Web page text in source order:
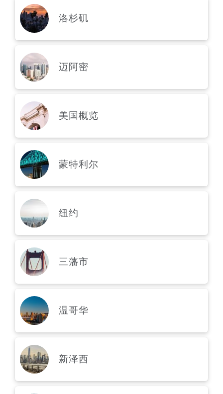
洛杉矶
迈阿密
美国概览
蒙特利尔
纽约
三藩市
温哥华
新泽西